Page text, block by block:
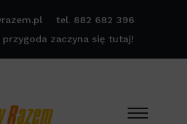
tel. 882 682 396
zaczyna się tutaj!